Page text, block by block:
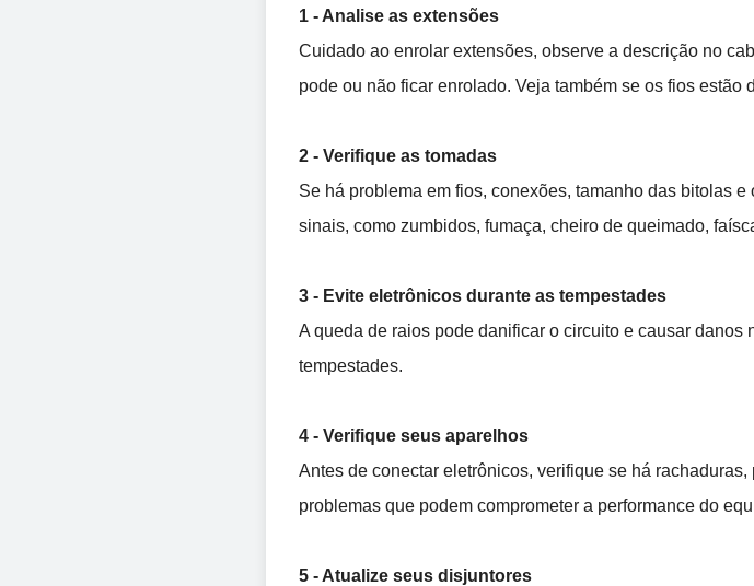
1 - Analise as extensões
Cuidado ao enrolar extensões, observe a descrição no
pode ou não ficar enrolado. Veja também se os fios
2 - Verifique as tomadas
Se há problema em fios, conexões, tamanho das bitolas
sinais, como zumbidos, fumaça, cheiro de queimado,
3 - Evite eletrônicos durante as tempestades
A queda de raios pode danificar o circuito e causar
tempestades.
4 - Verifique seus aparelhos
Antes de conectar eletrônicos, verifique se há
problemas que podem comprometer a performance do
5 - Atualize seus disjuntores